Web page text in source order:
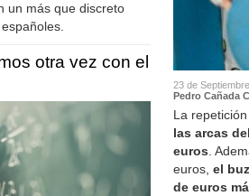
un más que discreto
españoles.
otra vez con el
23 de
Pedro Cañada
La
las arcas
euros .
euros, el
de euros